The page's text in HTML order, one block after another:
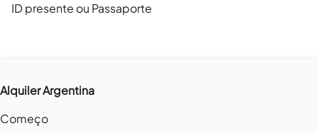
ID presente ou Passaporte
Alquiler Argentina
Começo